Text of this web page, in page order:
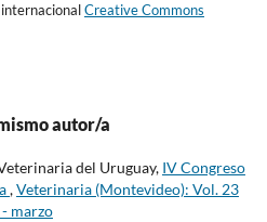
Creative Commons
autor/a
del Uruguay, IV Congreso
,Veterinaria (Montevideo): Vol. 23
marzo